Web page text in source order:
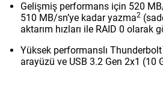
Gelişmiş performans için 520
510 MB/sn’ye kadar yazma2
aktarım hızları ile RAID 0 olarak
Yüksek performanslı
arayüzü ve USB 3.2 Gen 2x1 (10